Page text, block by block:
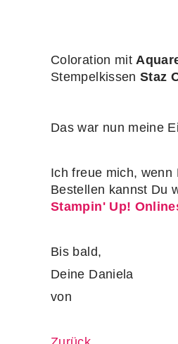
Coloration mit
StempelkissenStaz
Das war nun meine
Ich freue mich,
Bestellen kannst Du
Stampin' Up!
Bis bald,
Deine Daniela
von